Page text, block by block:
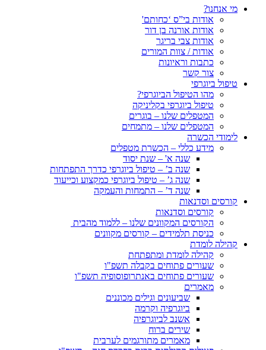
מי אנחנו?
אודות בי”ס ‘כחותם'
אודות אורנה בן דור
אודות צבי בריגר
אודות / צוות המורים
כתבות וראיונות
צור קשר
טיפול ביוגרפי
מהו הטיפול הביוגרפי?
טיפול ביוגרפי בקליניקה
המטפלים שלנו – בוגרים
המטפלים שלנו – מתמחים
לימודי הכשרה
מידע כללי – הכשרת מטפלים
שנה א' – שנת יסוד
שנה ב’ – טיפול ביוגרפי כדרך התפתחות
שנה ג’ – טיפול ביוגרפי כמקצוע וכייעוד
שנה ד’ – התמחות והעמקה
קורסים וסדנאות
קורסים וסדנאות
הקורסים המקוונים שלנו – ללמוד מהבית
כניסת תלמידים – קורסים מקוונים
קהילה לומדת
קהילה לומדת ומתפתחת
שעורים פתוחים בקבלה תשפ"ו
שעורים פתוחים באנתרופוסופיה תשפ"ו
מאמרים
שביעונים וגילים מכוננים
ביוגרפיה וקרמה
אשנב לביוגרפיה
שירים ברוח
מאמרים מתורגמים לערבית